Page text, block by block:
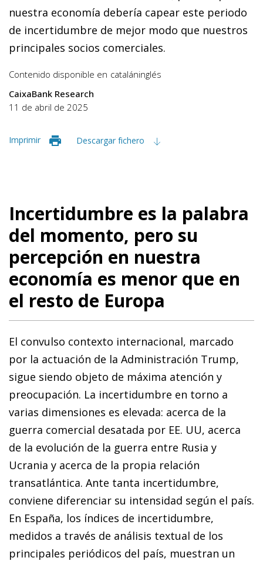
nuestra economía debería capear este periodo
de incertidumbre de mejor modo que nuestros
principales socios comerciales.
Contenido disponible en cataláninglés
CaixaBank Research
11 de abril de 2025
Imprimir Descargar fichero
Incertidumbre es la palabra
del momento, pero su
percepción en nuestra
economía es menor que en
el resto de Europa
El convulso contexto internacional, marcado
por la actuación de la Administración Trump,
sigue siendo objeto de máxima atención y
preocupación. La incertidumbre en torno a
varias dimensiones es elevada: acerca de la
guerra comercial desatada por EE. UU, acerca
de la evolución de la guerra entre Rusia y
Ucrania y acerca de la propia relación
transatlántica. Ante tanta incertidumbre,
conviene diferenciar su intensidad según el país.
En España, los índices de incertidumbre,
medidos a través de análisis textual de los
principales periódicos del país, muestran un